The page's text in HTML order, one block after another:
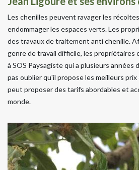
Les chenilles peuvent ravager les
endommager les espaces verts. Les
des travaux de traitement anti chenille.
genre de travail difficile, les
à SOS Paysagiste qui a plusieurs années
pas oublier qu'il propose les meilleurs prix
peut proposer des tarifs abordables et
monde.